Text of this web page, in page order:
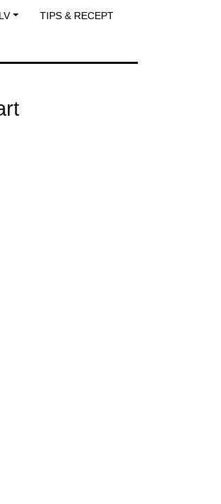
TIPS & RECEPT